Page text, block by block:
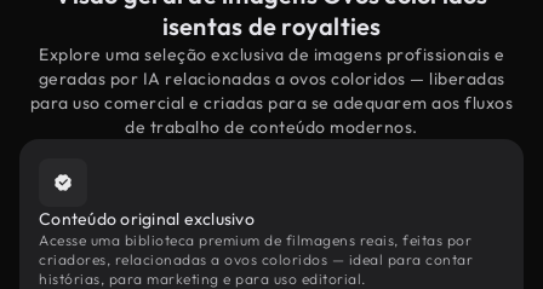
isentas de royalties
Explore uma seleção exclusiva de imagens profissionais e
geradas por IA relacionadas a ovos coloridos — liberadas
para uso comercial e criadas para se adequarem aos fluxos
de trabalho de conteúdo modernos.
Conteúdo original exclusivo
Acesse uma biblioteca premium de filmagens reais, feitas por
criadores, relacionadas a ovos coloridos — ideal para contar
histórias, para marketing e para uso editorial.